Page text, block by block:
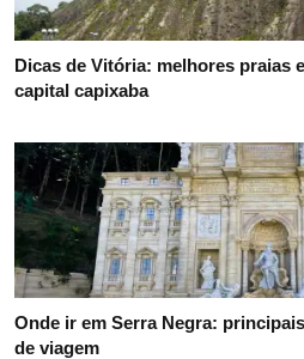
Dicas de Vitória: melhores praias
capital capixaba
Onde ir em Serra Negra:
de viagem